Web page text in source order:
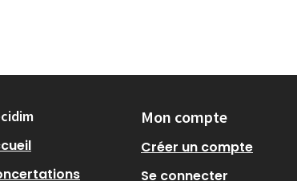
Mon compte
Créer un compte
Se connecter